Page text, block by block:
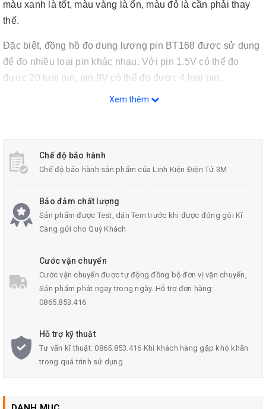
màu xanh là tốt, màu vàng là ổn, màu đỏ là cần phải thay
thế.
Đặc biệt, đồng hồ đo dung lượng pin BT168 được sử dụng
để đo nhiều loại pin khác nhau. Với pin 1.5V có thể đo
được 20 loại pin, pin 9V có thể đo được 4 loại pin.
Đồng Hồ Đo Dung Lượng Pin Hiển Thị Cơ BT168
Thông Số Kĩ Thuật:
Model: BT-168
Xem thêm
Chế độ bảo hành
Chế độ bảo hành sản phẩm của Linh Kiện Điện Tử 3M
Bảo đảm chất lượng
Sản phẩm được Test, dán Tem trước khi được đóng gói Kĩ
Càng gửi cho Quý Khách
Cước vận chuyển
Cước vận chuyển được tự động đồng bộ đơn vị vận chuyển,
Sản phẩm phát ngay trong ngày. Hỗ trợ đơn hàng:
0865.853.416
Hỗ trợ kỹ thuật
Tư vấn kĩ thuật: 0865.853.416 Khi khách hàng gặp khó khăn
trong quá trình sử dụng